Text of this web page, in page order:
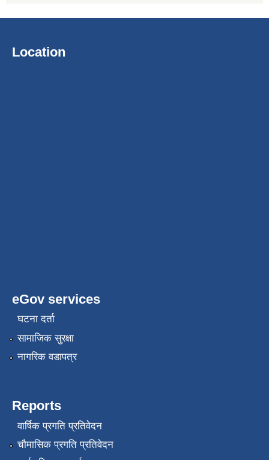
Location
eGov services
घटना दर्ता
सामाजिक सुरक्षा
नागरिक वडापत्र
Reports
वार्षिक प्रगति प्रतिवेदन
चौमासिक प्रगति प्रतिवेदन